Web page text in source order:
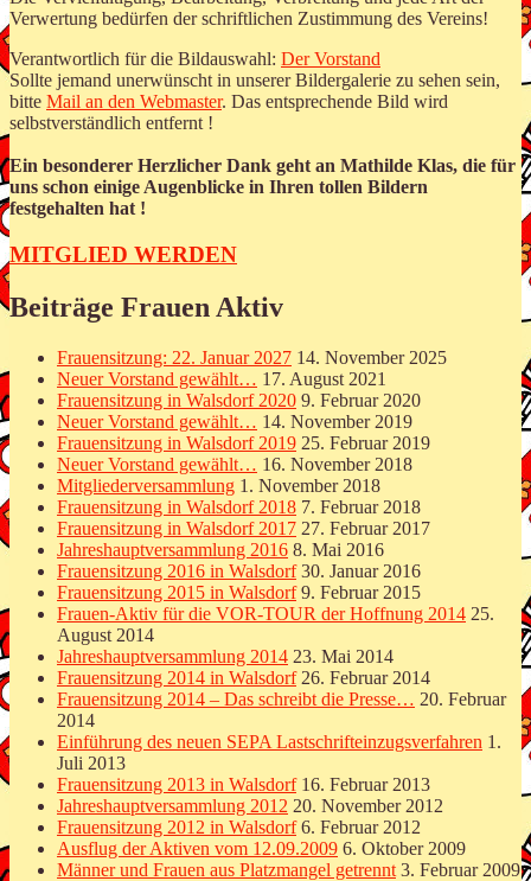
Verwertung bedürfen der schriftlichen Zustimmung des Vereins!
Verantwortlich für die Bildauswahl: Der Vorstand
Sollte jemand unerwünscht in unserer Bildergalerie zu sehen sein,
bitte Mail an den Webmaster. Das entsprechende Bild wird
selbstverständlich entfernt !
Ein besonderer Herzlicher Dank geht an Mathilde Klas, die für
uns schon einige Augenblicke in Ihren tollen Bildern
festgehalten hat !
MITGLIED WERDEN
Beiträge Frauen Aktiv
Frauensitzung: 22. Januar 2027 14. November 2025
Neuer Vorstand gewählt… 17. August 2021
Frauensitzung in Walsdorf 2020 9. Februar 2020
Neuer Vorstand gewählt… 14. November 2019
Frauensitzung in Walsdorf 2019 25. Februar 2019
Neuer Vorstand gewählt… 16. November 2018
Mitgliederversammlung 1. November 2018
Frauensitzung in Walsdorf 2018 7. Februar 2018
Frauensitzung in Walsdorf 2017 27. Februar 2017
Jahreshauptversammlung 2016 8. Mai 2016
Frauensitzung 2016 in Walsdorf 30. Januar 2016
Frauensitzung 2015 in Walsdorf 9. Februar 2015
Frauen-Aktiv für die VOR-TOUR der Hoffnung 2014 25.
August 2014
Jahreshauptversammlung 2014 23. Mai 2014
Frauensitzung 2014 in Walsdorf 26. Februar 2014
Frauensitzung 2014 – Das schreibt die Presse… 20. Februar
2014
Einführung des neuen SEPA Lastschrifteinzugsverfahren 1.
Juli 2013
Frauensitzung 2013 in Walsdorf 16. Februar 2013
Jahreshauptversammlung 2012 20. November 2012
Frauensitzung 2012 in Walsdorf 6. Februar 2012
Ausflug der Aktiven vom 12.09.2009 6. Oktober 2009
Männer und Frauen aus Platzmangel getrennt 3. Februar 2009